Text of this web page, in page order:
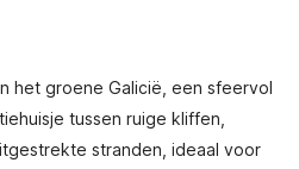
het groene Galicië, een sfeervol
tussen ruige kliffen,
stranden, ideaal voor